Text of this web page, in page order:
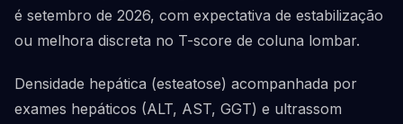
é setembro de 2026, com expectativa de estabilização
ou melhora discreta no T-score de coluna lombar.
Densidade hepática (esteatose) acompanhada por
exames hepáticos (ALT, AST, GGT) e ultrassom